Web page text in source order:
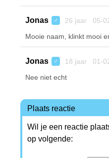
Jonas ♂ 26 jaar 05-
Mooie naam, klinkt mooi
Jonas ♂ 18 jaar 01-
Nee niet echt
Plaats reactie
Wil je een reactie
op volgende: